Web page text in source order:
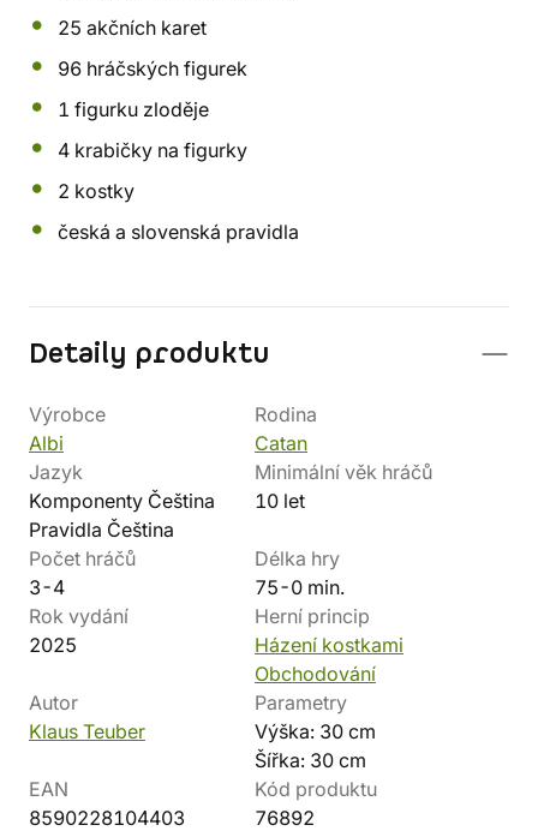
25 akčních karet
96 hráčských figurek
1 figurku zloděje
4 krabičky na figurky
2 kostky
česká a slovenská pravidla
Detaily produktu
Výrobce
Albi
Rodina
Catan
Jazyk
Komponenty Čeština
Pravidla Čeština
Minimální věk hráčů
10 let
Počet hráčů
3-4
Délka hry
75-0 min.
Rok vydání
2025
Herní princip
Házení kostkami
Obchodování
Autor
Klaus Teuber
Parametry
Výška: 30 cm
Šířka: 30 cm
EAN
8590228104403
Kód produktu
76892